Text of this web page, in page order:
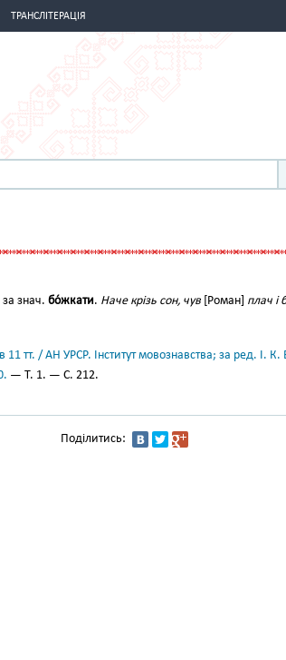
ТРАНСЛІТЕРАЦІЯ
за знач. бо́жкати. Наче крізь сон, чув [Роман] плач і
11 тт. / АН УРСР. Інститут мовознавства; за ред. І.
— Т. 1. — С. 212.
Поділитись: